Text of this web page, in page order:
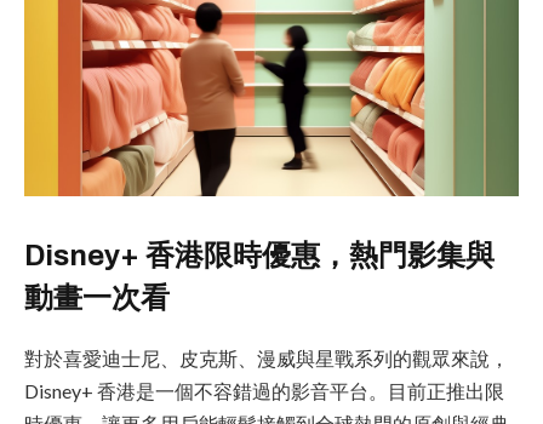
Disney+ 香港限時優惠，熱門影集與
動畫一次看
對於喜愛迪士尼、皮克斯、漫威與星戰系列的觀眾來說，
Disney+ 香港是一個不容錯過的影音平台。目前正推出限